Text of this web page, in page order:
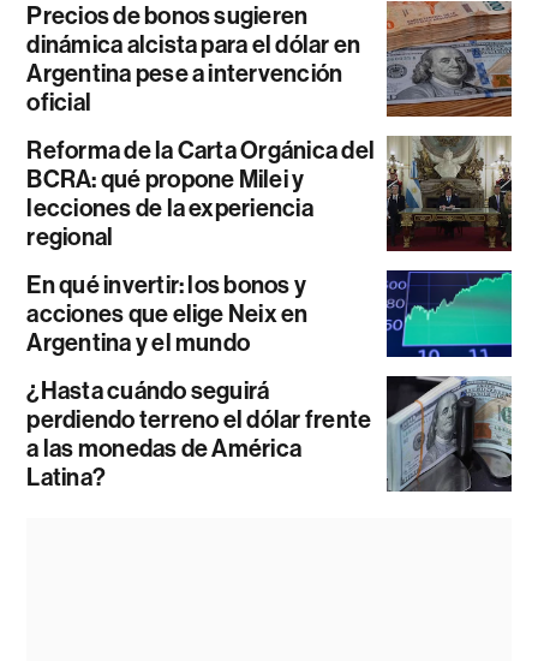
Precios de bonos sugieren
dinámica alcista para el dólar en
Argentina pese a intervención
oficial
Reforma de la Carta Orgánica del
BCRA: qué propone Milei y
lecciones de la experiencia
regional
En qué invertir: los bonos y
acciones que elige Neix en
Argentina y el mundo
¿Hasta cuándo seguirá
perdiendo terreno el dólar frente
a las monedas de América
Latina?